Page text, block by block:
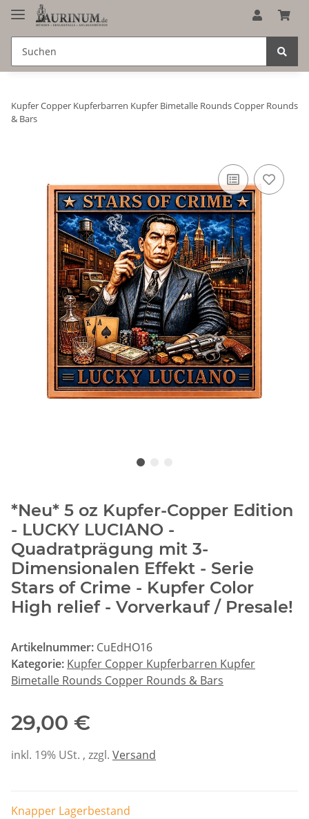
Kupfer Copper Kupferbarren Kupfer Bimetalle Rounds Copper Rounds
& Bars
*Neu* 5 oz Kupfer-Copper Edition
- LUCKY LUCIANO -
Quadratprägung mit 3-
Dimensionalen Effekt - Serie
Stars of Crime - Kupfer Color
High relief - Vorverkauf / Presale!
Artikelnummer: CuEdHO16
Kategorie: Kupfer Copper Kupferbarren Kupfer
Bimetalle Rounds Copper Rounds & Bars
29,00 €
inkl. 19% USt. , zzgl. Versand
Knapper Lagerbestand